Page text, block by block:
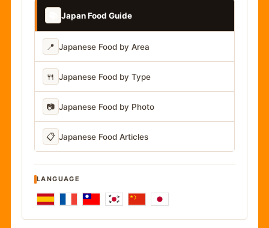
Japan Food Guide
📍 Japanese Food by Area
🍴 Japanese Food by Type
📷 Japanese Food by Photo
📋 Japanese Food Articles
LANGUAGE